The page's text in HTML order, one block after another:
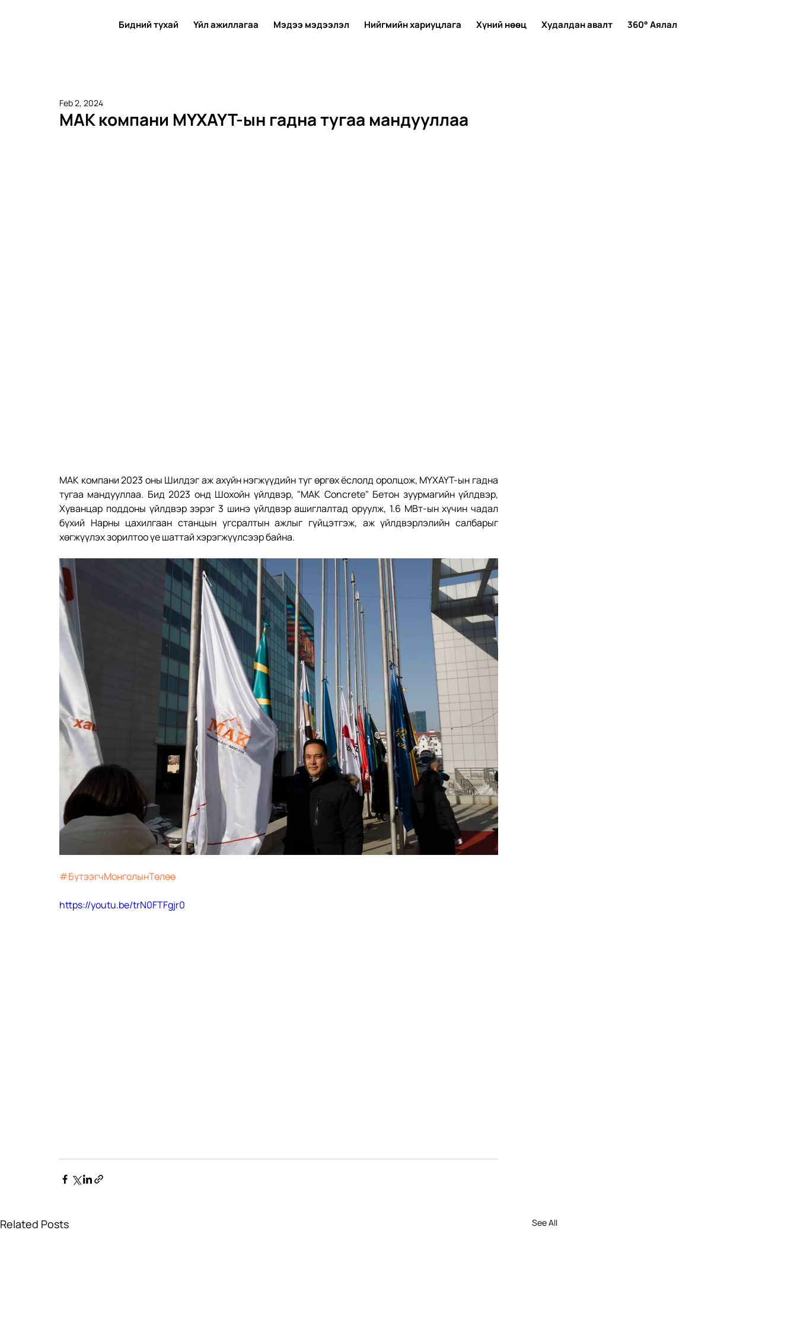
Бидний тухай Үйл ажиллагаа Мэдээ мэдээлэл Нийгмийн хариуцлага Хүний нөөц Худалдан авалт 360° Аялал
МАК компани МҮХАҮТ-ын гадна тугаа мандууллаа
Feb 2, 2024
МАК компани 2023 оны Шилдэг аж ахуйн нэгжүүдийн туг өргөх ёслолд оролцож, МҮХАҮТ-ын гадна
тугаа мандууллаа. Бид 2023 онд Шохойн үйлдвэр, "MAK Concrete" Бетон зуурмагийн үйлдвэр,
Хуванцар поддоны үйлдвэр зэрэг 3 шинэ үйлдвэр ашиглалтад оруулж, 1.6 МВт-ын хүчин чадал
бүхий Нарны цахилгаан станцын угсралтын ажлыг гүйцэтгэж, аж үйлдвэрлэлийн салбарыг
хөгжүүлэх зорилтоо үе шаттай хэрэгжүүлсээр байна.
#БүтээгчМонголынТөлөө
https://youtu.be/trN0FTFgjr0
Related Posts See All